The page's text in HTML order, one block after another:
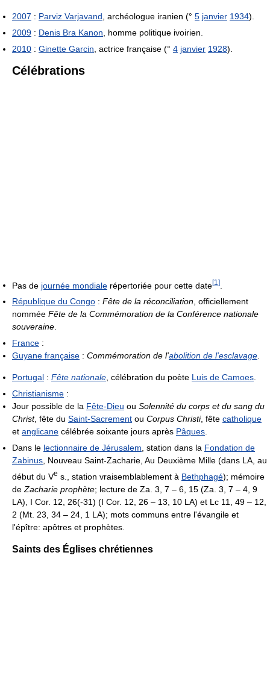
2007 : Parviz Varjavand , archéologue iranien (° 5 janvier 1934).
2009 : Denis Bra Kanon , homme politique ivoirien.
2010 : Ginette Garcin , actrice française (° 4 janvier 1928).
Célébrations
Pas de journée mondiale répertoriée pour cette date[1 ]
République du Congo : Fête de la réconciliation, officiellement
nommée Fête de la Commémoration de la Conférence nationale
souveraine.
France :
Guyane française : Commémoration de l'abolition de l'esclavage.
Portugal : Fête nationale, célébration du poète Luis de Camoes.
Christianisme :
Jour possible de la Fête-Dieu ou Solennité du corps et du sang du
Christ, fête du Saint-Sacrement ou Corpus Christi, fête catholique
et anglicane célébrée soixante jours après Pâques.
Dans le lectionnaire de Jérusalem, station dans la Fondation de
Zabinus, Nouveau Saint-Zacharie, Au Deuxième Mille (dans LA, au
début du Ve s., station vraisemblablement à Bethphagé); mémoire
de Zacharie prophète; lecture de Za. 3, 7 – 6, 15 (Za. 3, 7 – 4, 9
LA), I Cor. 12, 26(-31) (I Cor. 12, 26 – 13, 10 LA) et Lc 11, 49 – 12,
2 (Mt. 23, 34 – 24, 1 LA); mots communs entre l'évangile et
l'épître: apôtres et prophètes.
Saints des Églises chrétiennes